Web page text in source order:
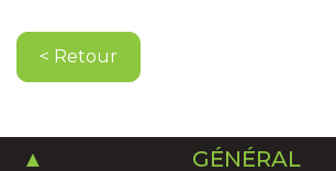
< Retour
GÉNÉRAL